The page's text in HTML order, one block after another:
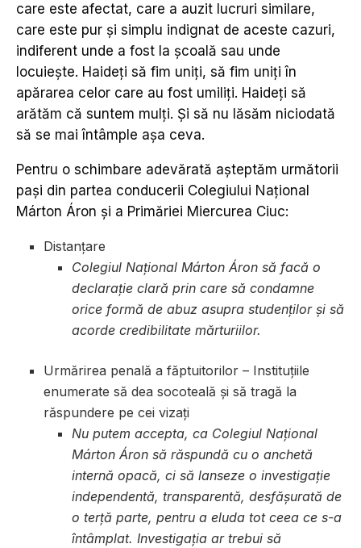
care este afectat, care a auzit lucruri similare,
care este pur și simplu indignat de aceste cazuri,
indiferent unde a fost la școală sau unde
locuiește. Haideți să fim uniți, să fim uniți în
apărarea celor care au fost umiliți. Haideți să
arătăm că suntem mulți. Și să nu lăsăm niciodată
să se mai întâmple așa ceva.
Pentru o schimbare adevărată așteptăm următorii
pași din partea conducerii Colegiului Național
Márton Áron și a Primăriei Miercurea Ciuc:
Distanțare
Colegiul Național Márton Áron să facă o
declarație clară prin care să condamne
orice formă de abuz asupra studenților și să
acorde credibilitate mărturiilor.
Urmărirea penală a făptuitorilor – Instituțiile
enumerate să dea socoteală și să tragă la
răspundere pe cei vizați
Nu putem accepta, ca Colegiul Național
Márton Áron să răspundă cu o anchetă
internă opacă, ci să lanseze o investigație
independentă, transparentă, desfășurată de
o terță parte, pentru a eluda tot ceea ce s-a
întâmplat. Investigația ar trebui să